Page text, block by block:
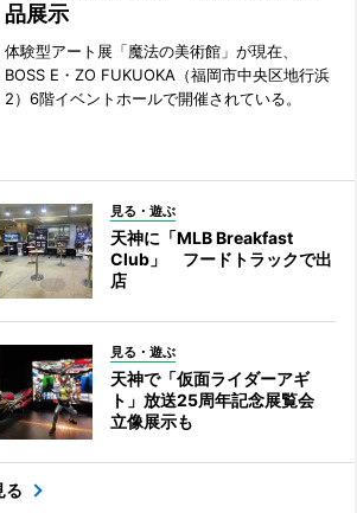
品展示
体験型アート展「魔法の美術館」が現在、
BOSS E・ZO FUKUOKA（福岡市中央区地行浜
2）6階イベントホールで開催されている。
見る・遊ぶ
天神に「MLB Breakfast
Club」 フードトラックで出
店
見る・遊ぶ
天神で「仮面ライダーアギ
ト」放送25周年記念展覧会
立像展示も
る